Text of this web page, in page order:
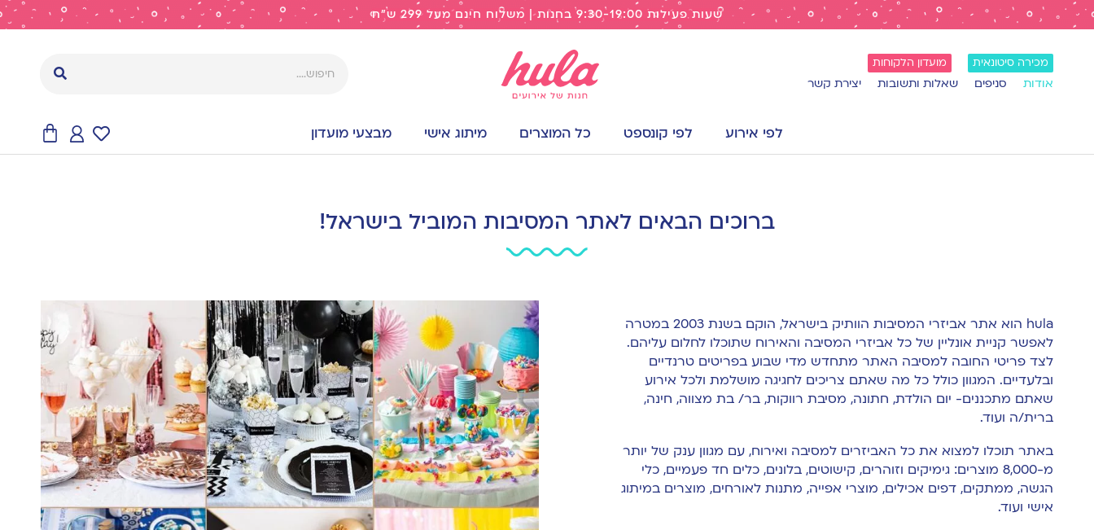
שעות פעילות 9:30-19:00 בחנות | משלוח חינם מעל 299 ש"ח
מכירה סיטונאית מועדון הלקוחות
אודות סניפים שאלות ותשובות יצירת קשר
לפי אירוע לפי קונספט כל המוצרים מיתוג אישי מבצעי מועדון
ברוכים הבאים לאתר המסיבות המוביל בישראל!
hula הוא אתר אביזרי המסיבות הוותיק בישראל,
הוקם בשנת 2003 במטרה
לאפשר קניית אונליין של כל אביזרי המסיבה והאירוח שתוכלו לחלום עליהם.
לצד פריטי החובה למסיבה האתר מתחדש מדי שבוע בפריטים טרנדיים
ובלעדיים. המגוון כולל כל מה שאתם צריכים לחגיגה מושלמת ולכל אירוע
שאתם מתכננים- יום הולדת, חתונה, מסיבת רווקות, בר/ בת מצווה, חינה,
ברית/ה ועוד.
באתר תוכלו למצוא את כל האביזרים למסיבה ואירוח, עם מגוון ענק של יותר
מ-8,000 מוצרים: גימיקים וזוהרים, קישוטים, בלונים, כלים חד פעמיים, כלי
הגשה, ממתקים, דפים אכילים, מוצרי אפייה, מתנות לאורחים, מוצרים במיתוג
אישי ועוד.